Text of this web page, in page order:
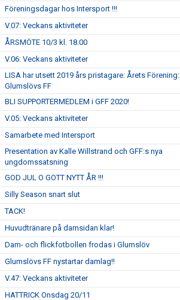
Föreningsdagar hos Intersport !!!
V.07: Veckans aktiviteter
ÅRSMÖTE 10/3 kl. 18.00
V.06: Veckans aktiviteter
LISA har utsett 2019 års pristagare: Årets Förening:
Glumslövs FF
BLI SUPPORTERMEDLEM i GFF 2020!
V.05: Veckans aktiviteter
Samarbete med Intersport
Presentation av Kalle Willstrand och GFF:s nya
ungdomssatsning
GOD JUL O GOTT NYTT ÅR !!!
Silly Season snart slut
TACK!
Huvudtränare på damsidan klar!
Dam- och flickfotbollen frodas i Glumslöv
Glumslövs FF nystartar damlag!!
V.47: Veckans aktiviteter
HATTRICK Onsdag 20/11